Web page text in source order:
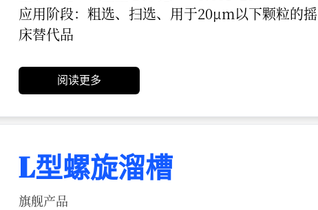
应用阶段：粗选、扫选、用于20μm以下颗粒的摇
床替代品
阅读更多
L型螺旋溜槽
旗舰产品